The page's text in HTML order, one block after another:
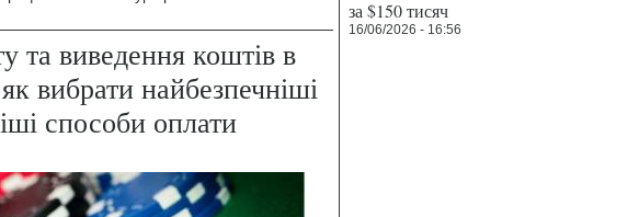
та виведення коштів в
вибрати найбезпечніші
способи оплати
за $150 тисяч
16/06/2026 - 16:56